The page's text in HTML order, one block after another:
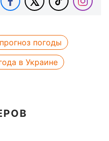
прогноз погоды
в Украине